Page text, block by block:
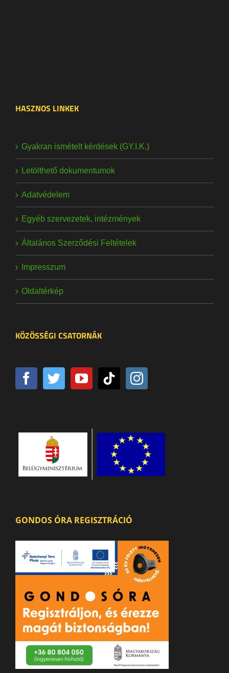
HASZNOS LINKEK
Gyakran ismételt kérdések (GY.I.K.)
Letölthető dokumentumok
Adatvédelem
Egyéb szervezetek, intézmények
Általános Szerződési Feltételek
Impresszum
Oldaltérkép
KÖZÖSSÉGI CSATORNÁK
GONDOS ÓRA REGISZTRÁCIÓ